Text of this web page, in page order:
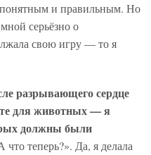
и правильным. Но
серьёзно о
свою игру — то я
разрывающего сердце
для животных — я
должны были
что теперь?». Да, я делала